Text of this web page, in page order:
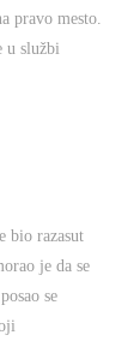
pravo mesto.
u službi
bio razasut
je da se
se